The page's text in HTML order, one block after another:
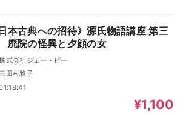
日本古典への招待》源氏物語講座 第三
院の怪異と夕顔の女
式会社ジェー・ピー
田村雅子
¥1,100